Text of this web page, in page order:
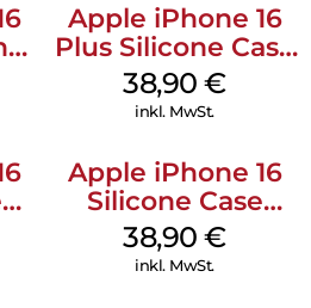
Apple iPhone 16
Plus Silicone Case
MagSafe Denim
38,90€
inkl. MwSt.
Apple iPhone 16
Silicone Case
MagSafe
Ultramarine
38,90€
inkl. MwSt.